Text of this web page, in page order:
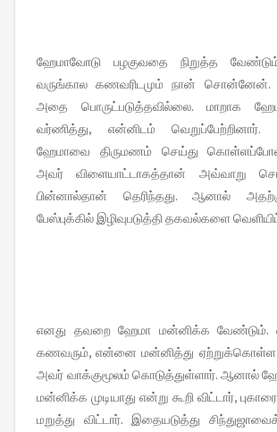
ஹேமாவோடு பழகுவதை நிறுத்த
வருங்கால கணவரிடமும் நான்
அதை பொருட்படுத்தவில்லை. மாறாக
வர்ணித்து, என்னிடம் வெறுப்பேற்றினார்.
ஹேமாவை திருமணம் செய்து
அவர் விளையாட்டாகத்தான் அவ்வாறு
பின்னால்தான் தெரிந்தது. ஆனால்
பேஸ்புக்கில் இழிவுபடுத்தி தகவல்களை
எனது தவறை ஹேமா மன்னிக்க வேண்டும்.
கணவரும், என்னை மன்னித்து ஏற்றுக்கொள்ள
அவர் வாக்குமூலம் கொடுத்துள்ளார். ஆனால்
மன்னிக்க முடியாது என்று கூறி விட்டார்,
மறுத்து விட்டார். இதையடுத்து